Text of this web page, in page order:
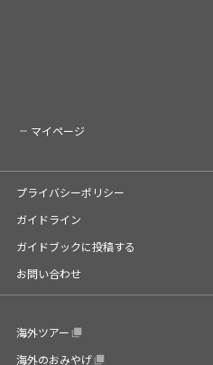
マイページ
プライバシーポリシー
ガイドライン
ガイドブックに投稿する
お問い合わせ
海外ツアー
海外のおみやげ